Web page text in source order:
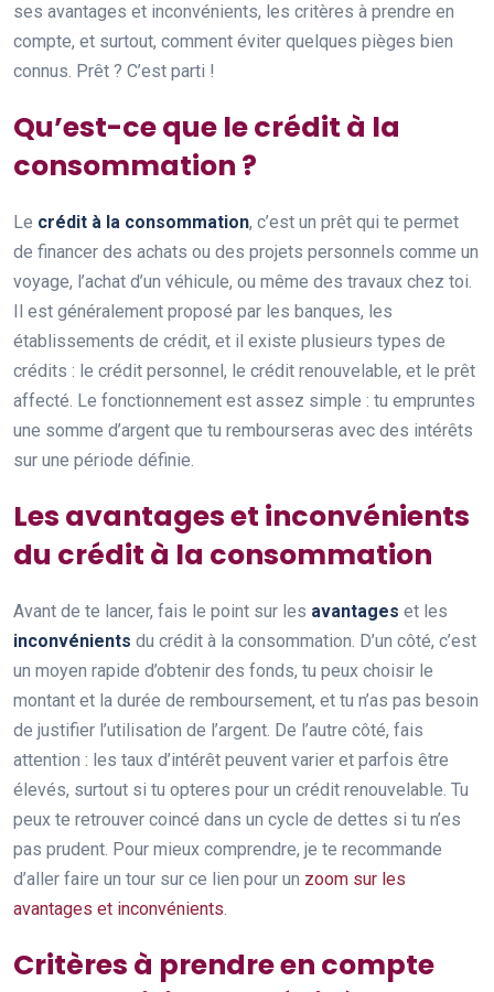
ses avantages et inconvénients, les critères à prendre en
compte, et surtout, comment éviter quelques pièges bien
connus. Prêt ? C’est parti !
Qu’est-ce que le crédit à la
consommation ?
Le crédit à la consommation, c’est un prêt qui te permet
de financer des achats ou des projets personnels comme un
voyage, l’achat d’un véhicule, ou même des travaux chez toi.
Il est généralement proposé par les banques, les
établissements de crédit, et il existe plusieurs types de
crédits : le crédit personnel, le crédit renouvelable, et le prêt
affecté. Le fonctionnement est assez simple : tu empruntes
une somme d’argent que tu rembourseras avec des intérêts
sur une période définie.
Les avantages et inconvénients
du crédit à la consommation
Avant de te lancer, fais le point sur les avantages et les
inconvénients du crédit à la consommation. D’un côté, c’est
un moyen rapide d’obtenir des fonds, tu peux choisir le
montant et la durée de remboursement, et tu n’as pas besoin
de justifier l’utilisation de l’argent. De l’autre côté, fais
attention : les taux d’intérêt peuvent varier et parfois être
élevés, surtout si tu opteres pour un crédit renouvelable. Tu
peux te retrouver coincé dans un cycle de dettes si tu n’es
pas prudent. Pour mieux comprendre, je te recommande
d’aller faire un tour sur ce lien pour un zoom sur les
avantages et inconvénients.
Critères à prendre en compte